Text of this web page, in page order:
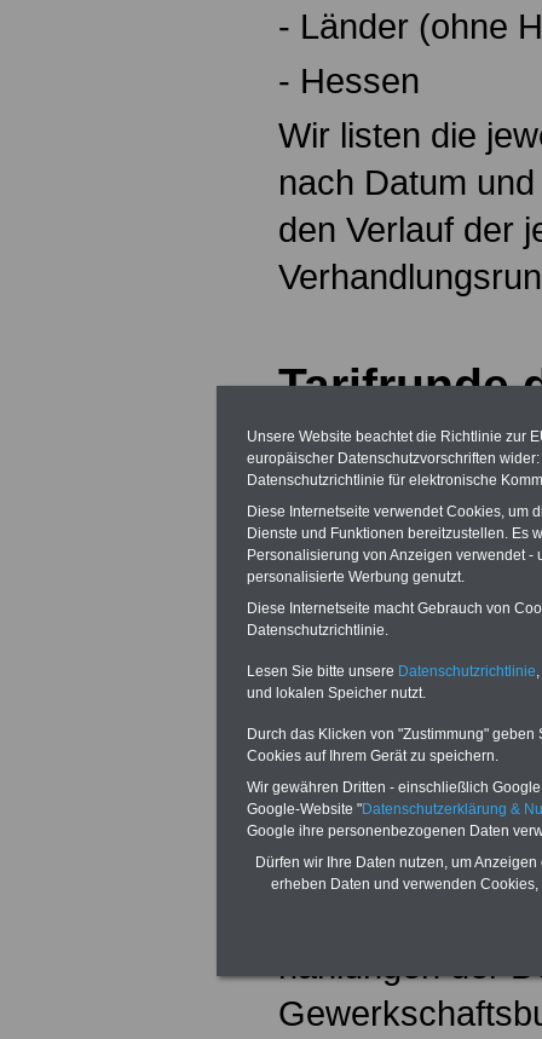
- Länder (ohne
- Hessen
Wir listen die
nach Datum
den Verlauf der
Tarifrunde
Länder
das Land
Forderung der
öffentlichen
Die Tarifrunde
koordiniert. Die
eng beteiligt.
beamtenbund
hanlungen der
Unsere Website beachtet die Richtlinie zur
europäischer Datenschutzvorschriften
Datenschutzrichtlinie für elektronische
Diese Internetseite verwendet Cookies, um
Dienste und Funktionen bereitzustellen. Es
Personalisierung von Anzeigen verwendet
personalisierte Werbung genutzt.
Diese Internetseite macht Gebrauch von
Datenschutzrichtlinie.
Lesen Sie bitte unsere Datenschutzrichtlinie
und lokalen Speicher nutzt.
Durch das Klicken von "Zustimmung"
Cookies auf Ihrem Gerät zu speichern.
Wir gewähren Dritten - einschließlich
Google-Website "Datenschutzerklärung &
Google ihre personenbezogenen Daten
Dürfen wir Ihre Daten nutzen, um
erheben Daten und verwenden